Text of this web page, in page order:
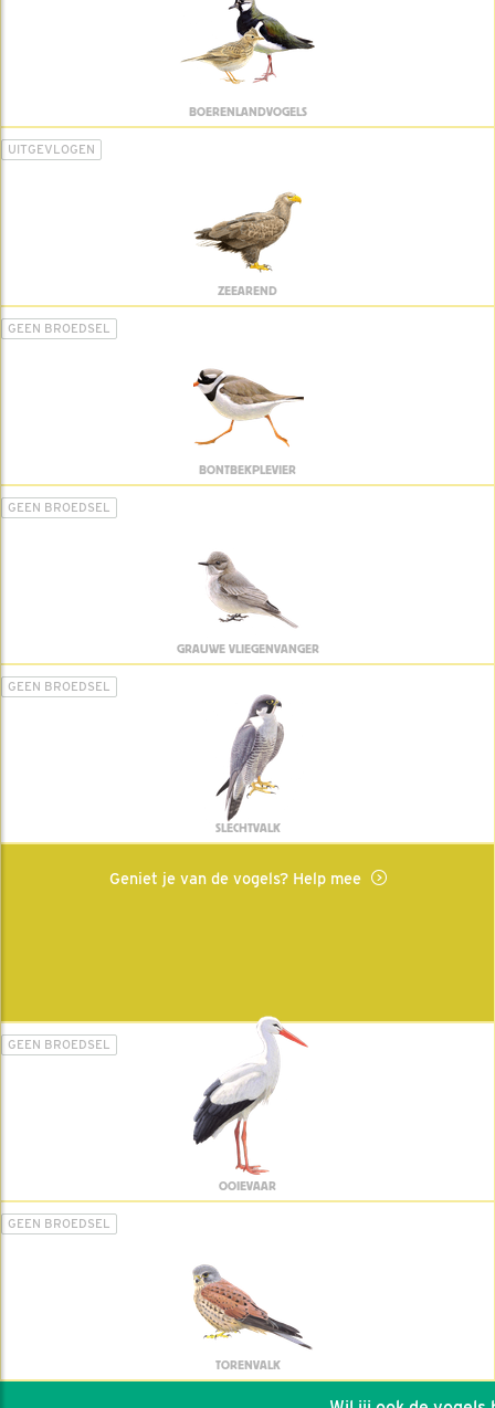
BOERENLANDVOGELS
UITGEVLOGEN
ZEEAREND
GEEN BROEDSEL
BONTBEKPLEVIER
GEEN BROEDSEL
GRAUWE VLIEGENVANGER
GEEN BROEDSEL
SLECHTVALK
Geniet je van de vogels? Help mee
GEEN BROEDSEL
OOIEVAAR
GEEN BROEDSEL
TORENVALK